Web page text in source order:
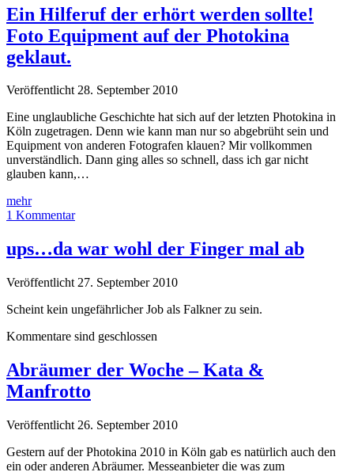
Einsteiger
Vollformat
mit
eingebautem
GPS
WiFi
Ein Hilferuf der erhört werden sollte!
Foto Equipment auf der Photokina
geklaut.
Veröffentlicht 28. September 2010
Eine unglaubliche Geschichte hat sich auf der letzten Photokina in
Köln zugetragen. Denn wie kann man nur so abgebrüht sein und
Equipment von anderen Fotografen klauen? Mir vollkommen
unverständlich. Dann ging alles so schnell, dass ich gar nicht
glauben kann,…
mehrEin
Hilferuf
erhört
werden
Foto
auf
Photokina
1 Kommentar
ups…da war wohl der Finger mal ab
Veröffentlicht 27. September 2010
Scheint kein ungefährlicher Job als Falkner zu sein.
Kommentare sind geschlossen
Abräumer der Woche – Kata &
Manfrotto
Veröffentlicht 26. September 2010
Gestern auf der Photokina 2010 in Köln gab es natürlich auch den
ein oder anderen Abräumer. Messeanbieter die was zum